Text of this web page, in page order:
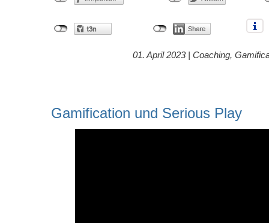
01. April 2023 | Coaching,
Gamification und Serious Play